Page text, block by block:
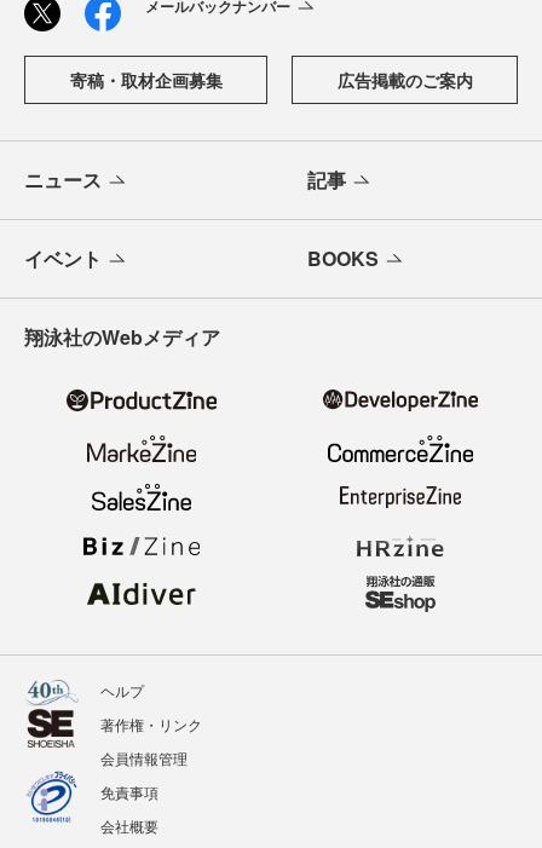
メールバックナンバー
寄稿・取材企画募集 広告掲載のご案内
ニュース 記事
イベント BOOKS
翔泳社のWebメディア
ヘルプ
著作権・リンク
会員情報管理
免責事項
会社概要